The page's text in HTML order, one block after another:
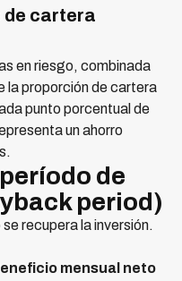
de cartera
en riesgo, combinada
la proporción de cartera
punto porcentual de
un ahorro
de
period)
recupera la inversión.
mensual neto